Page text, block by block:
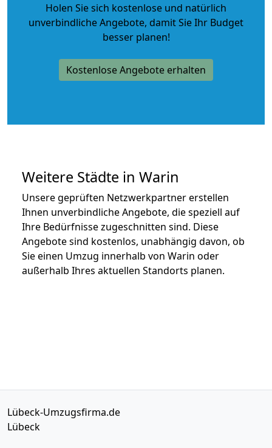
Holen Sie sich kostenlose und natürlich
unverbindliche Angebote, damit Sie Ihr Budget
besser planen!
Kostenlose Angebote erhalten
Weitere Städte in Warin
Unsere geprüften Netzwerkpartner erstellen
Ihnen unverbindliche Angebote, die speziell auf
Ihre Bedürfnisse zugeschnitten sind. Diese
Angebote sind kostenlos, unabhängig davon, ob
Sie einen Umzug innerhalb von Warin oder
außerhalb Ihres aktuellen Standorts planen.
Lübeck-Umzugsfirma.de
Lübeck